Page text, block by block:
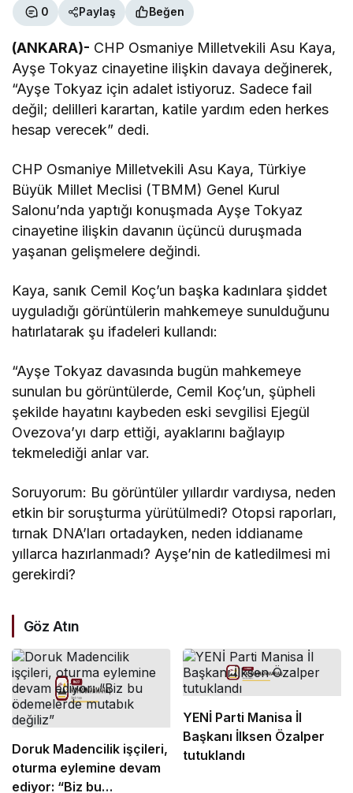
0 Paylaş Beğen
(ANKARA)- CHP Osmaniye Milletvekili Asu Kaya,
Ayşe Tokyaz cinayetine ilişkin davaya değinerek,
“Ayşe Tokyaz için adalet istiyoruz. Sadece fail
değil; delilleri karartan, katile yardım eden herkes
hesap verecek” dedi.
CHP Osmaniye Milletvekili Asu Kaya, Türkiye
Büyük Millet Meclisi (TBMM) Genel Kurul
Salonu’nda yaptığı konuşmada Ayşe Tokyaz
cinayetine ilişkin davanın üçüncü duruşmada
yaşanan gelişmelere değindi.
Kaya, sanık Cemil Koç’un başka kadınlara şiddet
uyguladığı görüntülerin mahkemeye sunulduğunu
hatırlatarak şu ifadeleri kullandı:
“Ayşe Tokyaz davasında bugün mahkemeye
sunulan bu görüntülerde, Cemil Koç’un, şüpheli
şekilde hayatını kaybeden eski sevgilisi Ejegül
Ovezova’yı darp ettiği, ayaklarını bağlayıp
tekmelediği anlar var.
Soruyorum: Bu görüntüler yıllardır vardıysa, neden
etkin bir soruşturma yürütülmedi? Otopsi raporları,
tırnak DNA’ları ortadayken, neden iddianame
yıllarca hazırlanmadı? Ayşe’nin de katledilmesi mi
gerekirdi?
Göz Atın
Doruk Madencilik işçileri,
oturma eylemine devam
ediyor: “Biz bu
YENİ Parti Manisa İl
Başkanı İlksen Özalper
tutuklandı